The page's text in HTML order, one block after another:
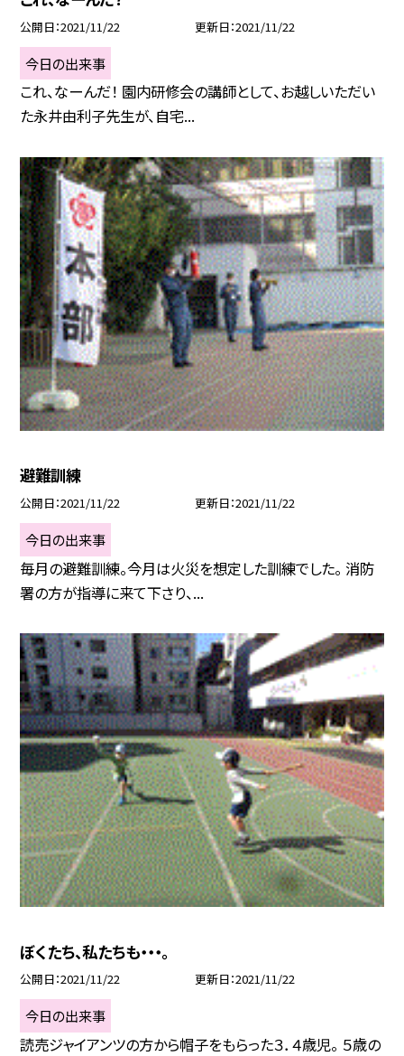
公開日 2021/11/22 更新日 2021/11/22
今日の出来事
これ、なーんだ！ 園内研修会の講師として、お越しいただい
た永井由利子先生が、自宅...
避難訓練
公開日 2021/11/22 更新日 2021/11/22
今日の出来事
毎月の避難訓練。今月は火災を想定した訓練でした。 消防
署の方が指導に来て下さり、...
ぼくたち、私たちも・・・。
公開日 2021/11/22 更新日 2021/11/22
今日の出来事
読売ジャイアンツの方から帽子をもらった３．４歳児。 ５歳の